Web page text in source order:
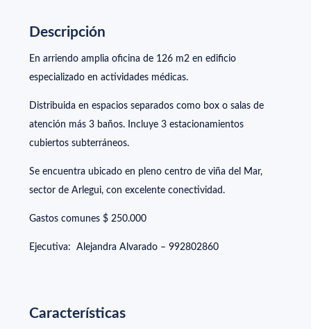
Descripción
En arriendo amplia oficina de 126 m2 en edificio
especializado en actividades médicas.
Distribuida en espacios separados como box o salas de
atención más 3 baños. Incluye 3 estacionamientos
cubiertos subterráneos.
Se encuentra ubicado en pleno centro de viña del Mar,
sector de Arlegui, con excelente conectividad.
Gastos comunes $ 250.000
Ejecutiva: Alejandra Alvarado – 992802860
Características